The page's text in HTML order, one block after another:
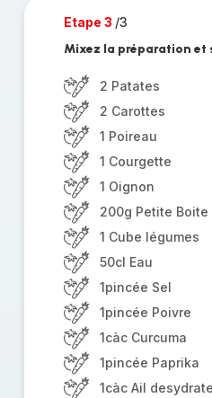
Etape 3 /3
Mixez la préparation et
2 Patates
2 Carottes
1 Poireau
1 Courgette
1 Oignon
200g Petite
1 Cube légumes
50cl Eau
1pincée Sel
1pincée Poivre
1càc Curcuma
1pincée Paprika
1càc Ail desydrate